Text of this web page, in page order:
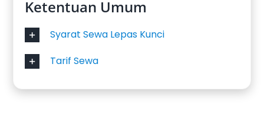
Ketentuan Umum
Syarat Sewa Lepas Kunci
Tarif Sewa